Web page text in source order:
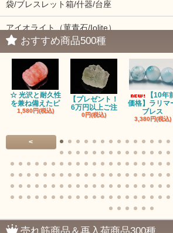
袋/ブレスレット箱/什器/台座
アイオライト（菫青石/Iolite）
アイドクレーズ（Idocrase）（別名ベスビア
アクアマリン（藍玉/藍柱石/Aquamarine）
アクチノライトインクォーツ（Actinolite/緑
赤瑪瑙（レッドアゲート/カーネリアン）
アゲート（瑪瑙/Agate）各種
アゲート｜オーシャンアゲート
おすすめ商品500種
☆ 光沢と耐久性
を兼ね備えたピ
1,580円(税込)
【プレゼント！
6万円以上ご注
0円(税込)
【10年
価格】ラリマ
ブレス
3,380円(税込)
<
売れ筋商品＆再入荷商品300種